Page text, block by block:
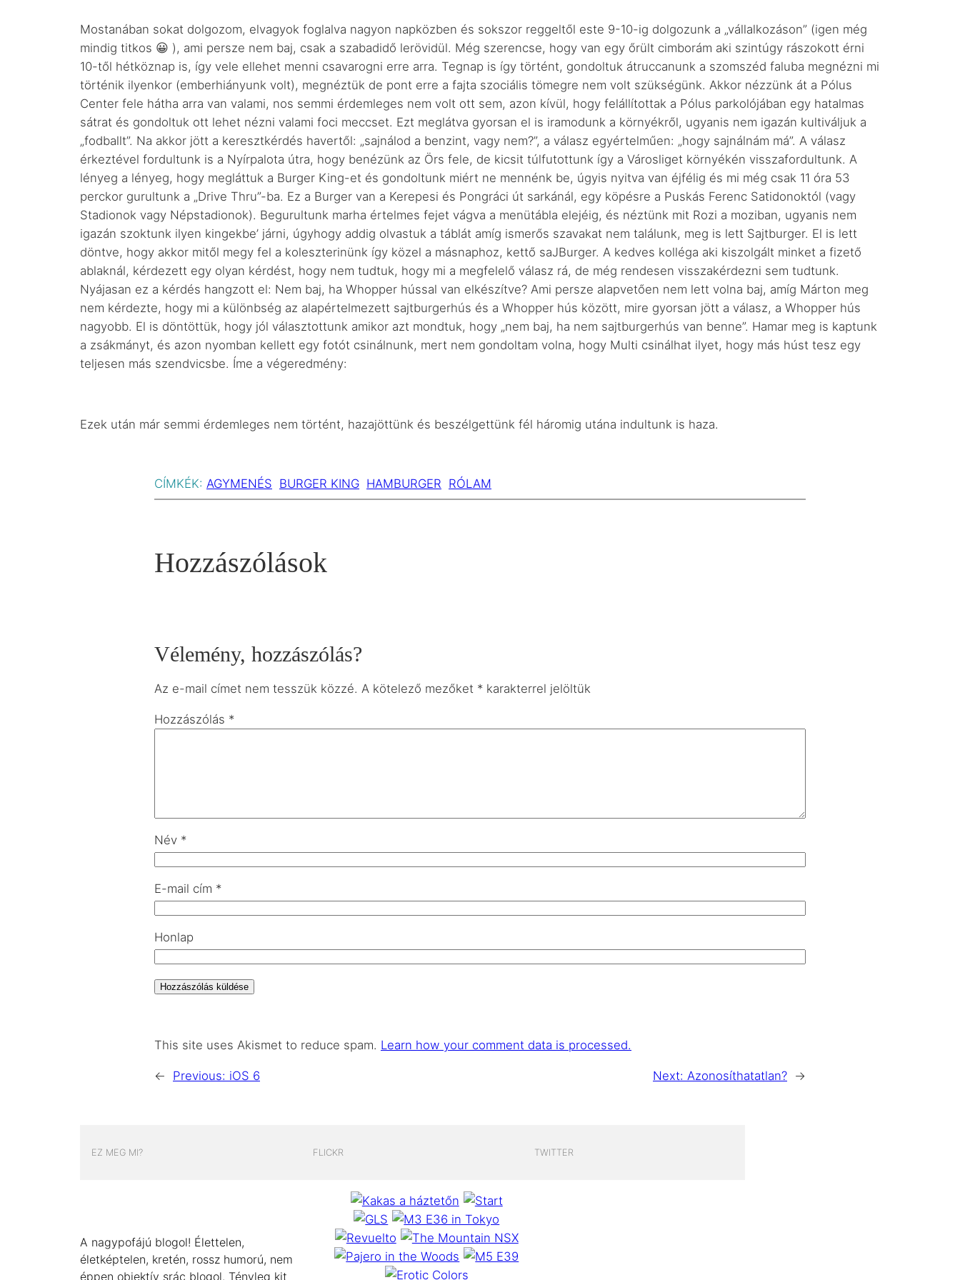
Mostanában sokat dolgozom, elvagyok foglalva nagyon napközben és sokszor reggeltől este 9-10-ig dolgozunk a „vállalkozáson” (igen még
mindig titkos 😀 ), ami persze nem baj, csak a szabadidő lerövidül. Még szerencse, hogy van egy őrült cimborám aki szintúgy rászokott érni
10-től hétköznap is, így vele ellehet menni csavarogni erre arra. Tegnap is így történt, gondoltuk átruccanunk a szomszéd faluba megnézni mi
történik ilyenkor (emberhiányunk volt), megnéztük de pont erre a fajta szociális tömegre nem volt szükségünk. Akkor nézzünk át a Pólus
Center fele hátha arra van valami, nos semmi érdemleges nem volt ott sem, azon kívül, hogy felállítottak a Pólus parkolójában egy hatalmas
sátrat és gondoltuk ott lehet nézni valami foci meccset. Ezt meglátva gyorsan el is iramodunk a környékről, ugyanis nem igazán kultiváljuk a
„fodballt”. Na akkor jött a keresztkérdés havertől: „sajnálod a benzint, vagy nem?”, a válasz egyértelműen: „hogy sajnálnám má”. A válasz
érkeztével fordultunk is a Nyírpalota útra, hogy benézünk az Örs fele, de kicsit túlfutottunk így a Városliget környékén visszafordultunk. A
lényeg a lényeg, hogy megláttuk a Burger King-et és gondoltunk miért ne mennénk be, úgyis nyitva van éjfélig és mi még csak 11 óra 53
perckor gurultunk a „Drive Thru”-ba. Ez a Burger van a Kerepesi és Pongráci út sarkánál, egy köpésre a Puskás Ferenc Satidonoktól (vagy
Stadionok vagy Népstadionok). Begurultunk marha értelmes fejet vágva a menütábla elejéig, és néztünk mit Rozi a moziban, ugyanis nem
igazán szoktunk ilyen kingekbe’ járni, úgyhogy addig olvastuk a táblát amíg ismerős szavakat nem találunk, meg is lett Sajtburger. El is lett
döntve, hogy akkor mitől megy fel a koleszterinünk így közel a másnaphoz, kettő saJBurger. A kedves kolléga aki kiszolgált minket a fizető
ablaknál, kérdezett egy olyan kérdést, hogy nem tudtuk, hogy mi a megfelelő válasz rá, de még rendesen visszakérdezni sem tudtunk.
Nyájasan ez a kérdés hangzott el: Nem baj, ha Whopper hússal van elkészítve? Ami persze alapvetően nem lett volna baj, amíg Márton meg
nem kérdezte, hogy mi a különbség az alapértelmezett sajtburgerhús és a Whopper hús között, mire gyorsan jött a válasz, a Whopper hús
nagyobb. El is döntöttük, hogy jól választottunk amikor azt mondtuk, hogy „nem baj, ha nem sajtburgerhús van benne”. Hamar meg is kaptunk
a zsákmányt, és azon nyomban kellett egy fotót csinálnunk, mert nem gondoltam volna, hogy Multi csinálhat ilyet, hogy más húst tesz egy
teljesen más szendvicsbe. Íme a végeredmény:
Ezek után már semmi érdemleges nem történt, hazajöttünk és beszélgettünk fél háromig utána indultunk is haza.
CÍMKÉK: AGYMENÉS BURGER KING HAMBURGER RÓLAM
Hozzászólások
Vélemény, hozzászólás?
Az e-mail címet nem tesszük közzé. A kötelező mezőket * karakterrel jelöltük
Hozzászólás *
Név *
E-mail cím *
Honlap
This site uses Akismet to reduce spam. Learn how your comment data is processed.
← Previous: iOS 6 Next: Azonosíthatatlan? →
EZ MEG MI?
A nagypofájú blogol! Élettelen,
életképtelen, kretén, rossz humorú, nem
éppen objektív srác blogol. Tényleg kit
FLICKR TWITTER